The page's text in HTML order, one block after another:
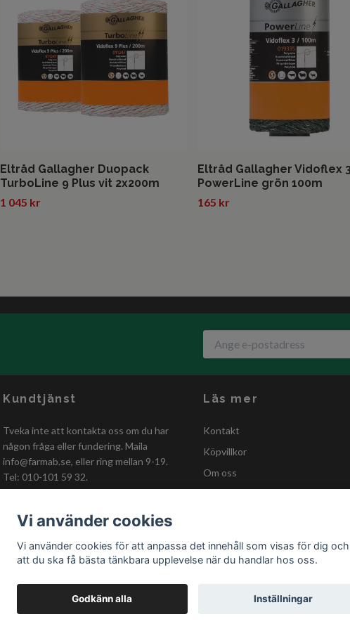
Eltråd Gallagher Duopack
TurboLine 9 Plus vit 2x200m
1 045 kr
Eltråd Gallagher Vidoflex 3
PowerLine grön 100m
165 kr
Kundtjänst
Tveka inte att kontakta oss om du har
någon fråga eller fundering. Maila
info@farmab.se, eller ring mellan 9-19.
Tel: 010-101 59 32.
Läs mer
Kontakt
Köpvillkor
Om oss
Vi använder cookies
Vi använder cookies för att anpassa det innehåll som visas för dig
att du ska få bästa tänkbara upplevelse när du handlar hos oss.
Godkänn alla Inställningar